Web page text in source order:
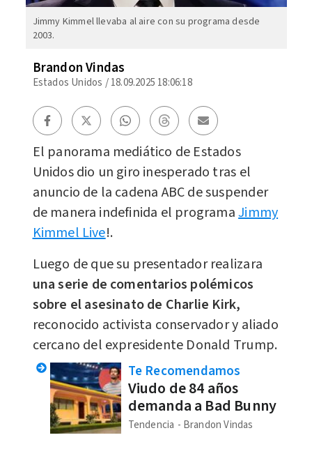
Jimmy Kimmel llevaba al aire con su programa desde
2003.
Brandon Vindas
Estados Unidos /18.09.2025 18:06:18
El panorama mediático de Estados
Unidos dio un giro inesperado tras el
anuncio de la cadena ABC de suspender
de manera indefinida el programaJimmy
Kimmel Live!.
Luego de que su presentador realizara
una serie de comentarios polémicos
sobre el asesinato de Charlie Kirk,
reconocido activista conservador y aliado
cercano del expresidente Donald Trump.
Te Recomendamos
Viudo de 84 años
demanda a Bad Bunny
Tendencia Brandon Vindas